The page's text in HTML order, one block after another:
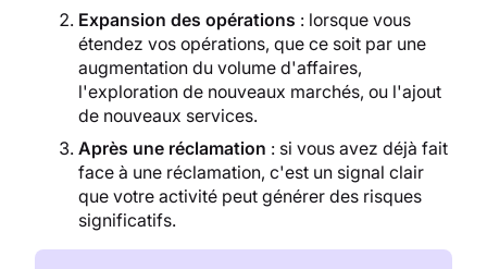
Expansion des opérations : lorsque vous
étendez vos opérations, que ce soit par une
augmentation du volume d'affaires,
l'exploration de nouveaux marchés, ou l'ajout
de nouveaux services.
Après une réclamation : si vous avez déjà fait
face à une réclamation, c'est un signal clair
que votre activité peut générer des risques
significatifs.